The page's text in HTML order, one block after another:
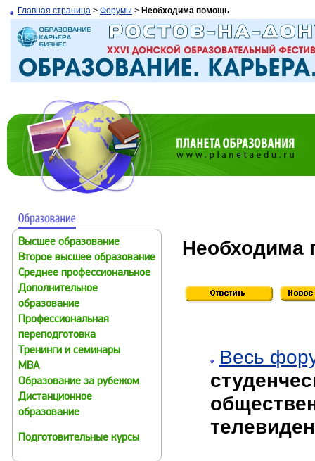
Главная страница > Форумы > Необходима помощь
Высшее образование
Второе высшее образование
Среднее профессиональное
Дополнительное
образование
Профессиональная
переподготовка
Тренинги и семинары
MBA
Образование за рубежом
Дистанционное
образование
Подготовительные курсы
Необходима
Весь